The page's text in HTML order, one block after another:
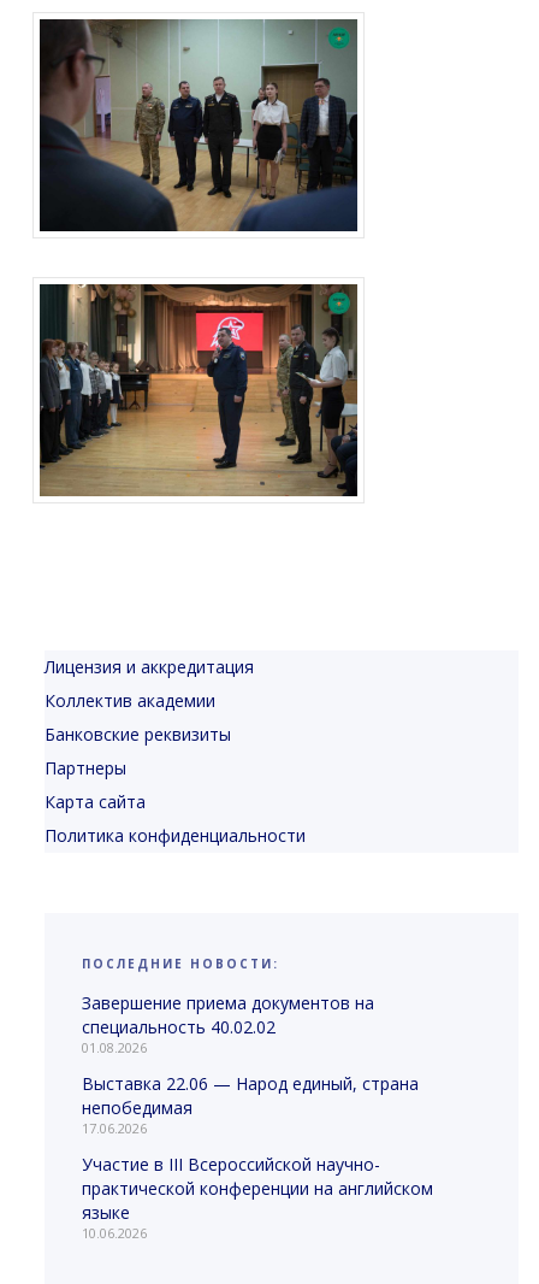
Лицензия и аккредитация
Коллектив академии
Банковские реквизиты
Партнеры
Карта сайта
Политика конфиденциальности
ПОСЛЕДНИЕ НОВОСТИ:
Завершение приема документов на
специальность 40.02.02
01.08.2026
Выставка 22.06 — Народ единый, страна
непобедимая
17.06.2026
Участие в III Всероссийской научно-
практической конференции на английском
языке
10.06.2026